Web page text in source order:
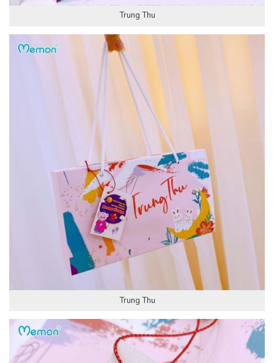
Trung Thu
Trung Thu